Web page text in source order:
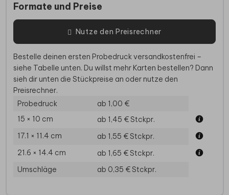
Formate und Preise
Nutze den Preisrechner
Bestelle deinen ersten Probedruck versandkostenfrei –
siehe Tabelle unten. Du willst mehr Karten bestellen? Dann
sieh dir unten die Stückpreise an oder nutze den
Preisrechner.
Probedruck
ab 1,00 €
15 × 10 cm
ab 1,45 €Stckpr.
17.1 × 11.4 cm
ab 1,55 €Stckpr.
21.6 × 14.4 cm
ab 1,65 €Stckpr.
Umschläge
ab 0,35 €Stckpr.